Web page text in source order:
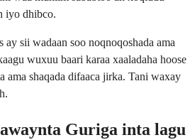
iyo dhibco.
sii wadaan soo noqnoqoshada ama
wuxuu baari karaa xaaladaha hoose
ama shaqada difaaca jirka. Tani waxay
Guriga inta lagu